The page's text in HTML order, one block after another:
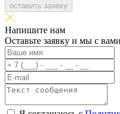
оставить заявку
Напишите нам
Оставьте заявку и мы с